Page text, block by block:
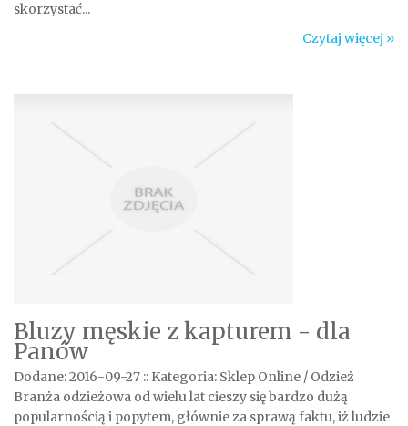
skorzystać...
Czytaj więcej »
Bluzy męskie z kapturem - dla
Panów
Dodane: 2016-09-27 :: Kategoria: Sklep Online / Odzież
Branża odzieżowa od wielu lat cieszy się bardzo dużą
popularnością i popytem, głównie za sprawą faktu, iż ludzie